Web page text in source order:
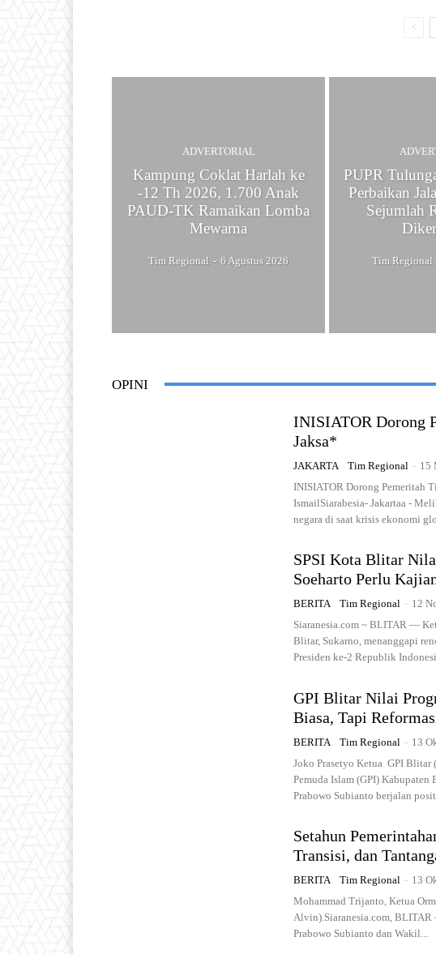
ADVERTORIAL
Kampung Coklat Harlah ke
-12 Th 2026, 1.700 Anak
PAUD-TK Ramaikan Lomba
Mewarna
Tim Regional - 6 Agustus 2026
PUPR
Perbaikan
Sejumlah
Tim Regional
OPINI
INISIATOR Dorong
Jaksa*
JAKARTA Tim Regional - 15
INISIATOR Dorong Pemeritah
IsmailSiarabesia- Jakartaa -
negara di saat krisis ekonomi
SPSI Kota Blitar
Soeharto Perlu
BERITA Tim Regional - 12
Siaranesia.com ~ BLITAR —
Blitar, Sukarno, menanggapi
Presiden ke-2 Republik
GPI Blitar Nilai
Biasa, Tapi
BERITA Tim Regional - 13
Joko Prasetyo Ketua GPI
Pemuda Islam (GPI)
Prabowo Subianto berjalan
Setahun
Transisi, dan
BERITA Tim Regional - 13
Mohammad Trijanto, Ketua
Alvin).Siaranesia.com,
Prabowo Subianto dan Wakil...